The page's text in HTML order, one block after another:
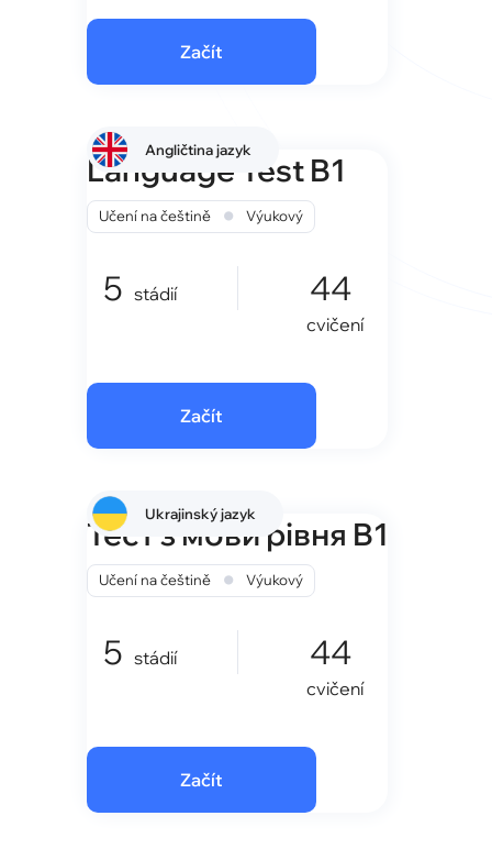
Začít
Angličtina jazyk
Language Test B1
Učení na češtině • Výukový
5 stádií 44
cvičení
Začít
Ukrajinský jazyk
Тест з мови рівня B1
Učení na češtině • Výukový
5 stádií 44
cvičení
Začít